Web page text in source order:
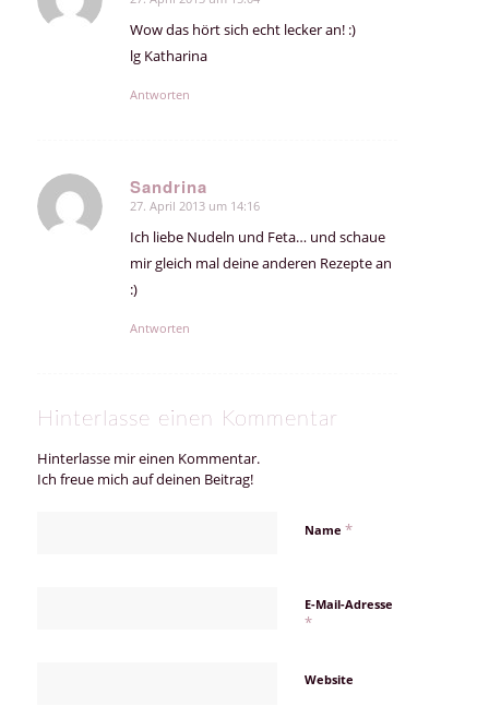
sagte:
Wow das hört sich echt lecker an! :)
lg Katharina
Antworten
Sandrina
sagte:
27. April 2013 um 14:16
Ich liebe Nudeln und Feta… und schaue
mir gleich mal deine anderen Rezepte an
:)
Antworten
Hinterlasse einen Kommentar
Hinterlasse mir einen Kommentar.
Ich freue mich auf deinen Beitrag!
Name *
E-Mail-Adresse
*
Website